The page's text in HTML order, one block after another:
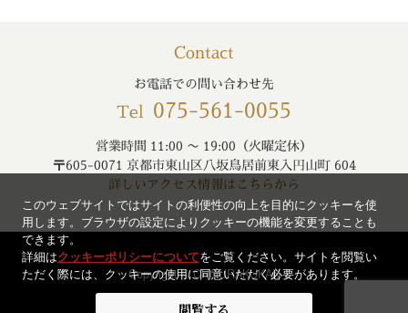
Contact
お電話での問い合わせ先
Tel 075-561-0055
営業時間 11:00 〜 19:00（火曜定休）
〒605-0071 京都市東山区八坂鳥居前東入円山町 604
詳しいアクセス情報はこちらから
Copyright © CHOURAKUKAN
このウェブサイトではサイトの利便性の向上を目的にクッキーを使
用します。ブラウザの設定によりクッキーの機能を変更することも
できます。
詳細はクッキーポリシーについてをご覧ください。サイトを閲覧い
ただく際には、クッキーの使用に同意いただく必要があります。
閲覧する